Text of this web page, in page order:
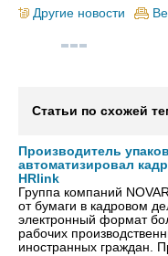
Другие новости
Статьи по схожей
Производитель
автоматизировал
HRlink
Группа компаний
от бумаги в кадровом
электронный формат
рабочих
иностранных граждан.